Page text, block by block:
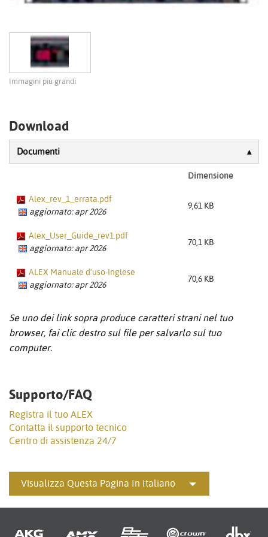
Immagini più grandi
Download
Documenti
Dimensione
Alex_rev_1_errata.pdf
aggiornato: apr 2026
9,61 KB
Alex_User_Guide_rev1.pdf
aggiornato: apr 2026
70,1 KB
ALEX Manuale d'uso-Inglese
aggiornato: apr 2026
70,6 KB
Se uno dei link sopra produce caratteri strani nel tuo
browser, fai clic destro sul file per salvarlo sul tuo
computer.
Supporto/FAQ
Registra il tuo ALEX
Contatta il supporto tecnico
Centro di assistenza 24/7
Visualizza Questa Pagina In Italiano